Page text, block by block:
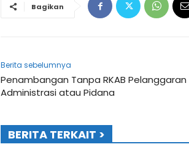
Bagikan
Berita sebelumnya
Penambangan Tanpa RKAB Pelanggaran
Administrasi atau Pidana
BERITA TERKAIT >